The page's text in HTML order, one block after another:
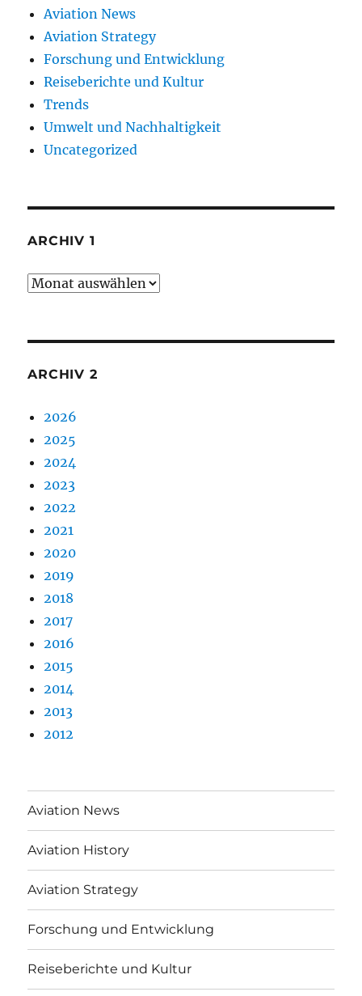
Aviation News
Aviation Strategy
Forschung und Entwicklung
Reiseberichte und Kultur
Trends
Umwelt und Nachhaltigkeit
Uncategorized
ARCHIV 1
Archiv
ARCHIV 2
2026
2025
2024
2023
2022
2021
2020
2019
2018
2017
2016
2015
2014
2013
2012
Aviation News
Aviation History
Aviation Strategy
Forschung und Entwicklung
Reiseberichte und Kultur